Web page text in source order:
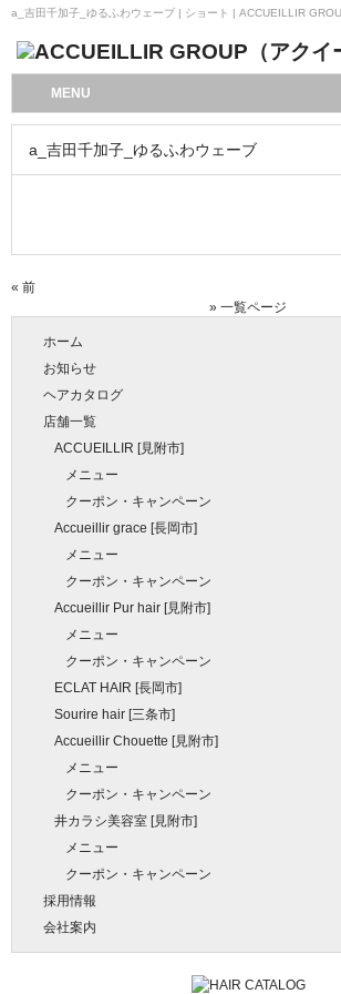
a_吉田千加子_ゆるふわウェーブ | ショート | ACCUEILLIR
MENU
a_吉田千加子_ゆるふわウェーブ
« 前
» 一覧ページ
ホーム
お知らせ
ヘアカタログ
店舗一覧
ACCUEILLIR [見附市]
メニュー
クーポン・キャンペーン
Accueillir grace [長岡市]
メニュー
クーポン・キャンペーン
Accueillir Pur hair [見附市]
メニュー
クーポン・キャンペーン
ECLAT HAIR [長岡市]
Sourire hair [三条市]
Accueillir Chouette [見附市]
メニュー
クーポン・キャンペーン
井カラシ美容室 [見附市]
メニュー
クーポン・キャンペーン
採用情報
会社案内